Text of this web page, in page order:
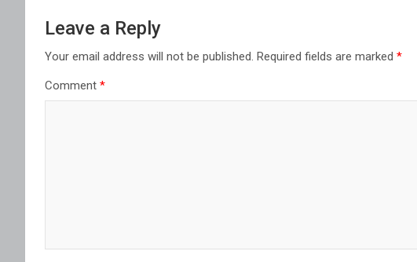
Leave a Reply
Your email address will not be published. Required fields are marked *
Comment *